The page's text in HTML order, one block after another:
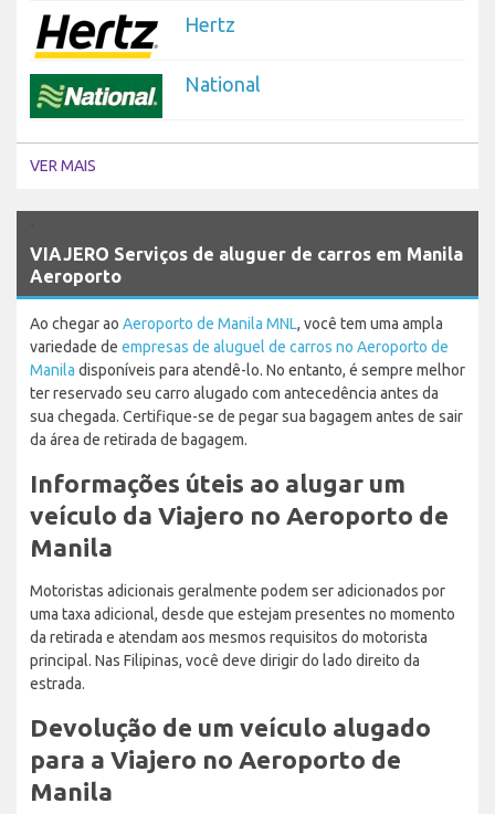
Hertz
National
VER MAIS
VIAJERO Serviços de aluguer de carros em Manila
Aeroporto
Ao chegar ao Aeroporto de Manila MNL, você tem uma ampla
variedade de empresas de aluguel de carros no Aeroporto de
Manila disponíveis para atendê-lo. No entanto, é sempre melhor
ter reservado seu carro alugado com antecedência antes da
sua chegada. Certifique-se de pegar sua bagagem antes de sair
da área de retirada de bagagem.
Informações úteis ao alugar um
veículo da Viajero no Aeroporto de
Manila
Motoristas adicionais geralmente podem ser adicionados por
uma taxa adicional, desde que estejam presentes no momento
da retirada e atendam aos mesmos requisitos do motorista
principal. Nas Filipinas, você deve dirigir do lado direito da
estrada.
Devolução de um veículo alugado
para a Viajero no Aeroporto de
Manila